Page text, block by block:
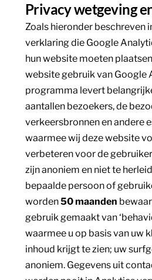
Privacy wetgeving
Zoals hieronder beschreven
verklaring die Google
hun website moeten
website gebruik van Google
programma levert
aantallen bezoekers, de
verkeersbronnen en andere
waarmee wij deze website
verbeteren voor de
zijn anoniem en niet te
bepaalde persoon of
worden50 maanden
gebruik gemaakt van
waarmee u op basis van uw
inhoud krijgt te zien; uw
anoniem. Gegevens uit